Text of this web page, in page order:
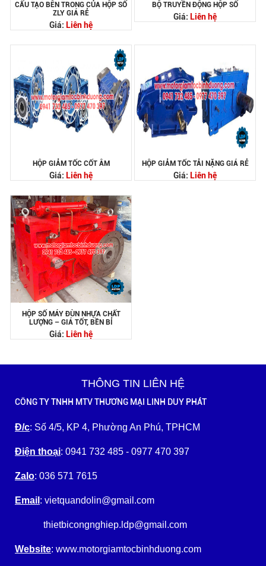
CẤU TẠO BÊN TRONG CỦA HỘP SỐ
ZLY GIÁ RẺ
Giá: Liên hệ
BỘ TRUYỀN ĐỘNG HỘP SỐ
Giá: Liên hệ
HỘP GIẢM TỐC CỐT ÂM
Giá: Liên hệ
HỘP GIẢM TỐC TẢI NẶNG GIÁ RẺ
Giá: Liên hệ
HỘP SỐ MÁY ĐÙN NHỰA CHẤT
LƯỢNG – GIÁ TỐT, BỀN BỈ
Giá: Liên hệ
THÔNG TIN LIÊN HỆ
CÔNG TY TNHH MTV THƯƠNG MẠI LINH DUY PHÁT
Đ/c: Số 4/5, KP 4, Phường An Phú, TPHCM
Điện thoại: 0941 732 485 - 0977 470 397
Zalo: 036 571 7615
Email : vietquandolin@gmail.com
thietbicongnghiep.ldp@gmail.com
Website: www.motorgiamtocbinhduong.com